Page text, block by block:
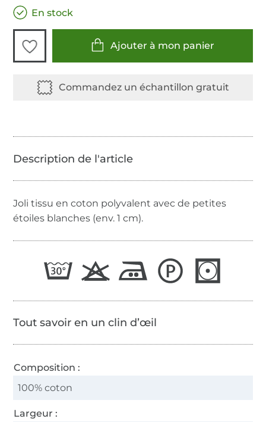
En stock
Ajouter à mon panier
Joli tissu en coton polyvalent avec de petites
étoiles blanches (env. 1 cm).
Tout savoir en un clin d’œil
Composition :
100% coton
Largeur :